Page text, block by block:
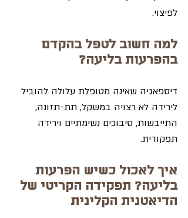
לפיצוי.
למה חשוב לטפל בהקדם
בהפרעות בליעה?
דיספאגיה שאינה מטופלת עלולה להוביל
לירידה לא רצויה במשקל, תת-תזונה,
התייבשות, סיבוכים נשימתיים וירידה
תפקודית.
איך לאכול כשיש הפרעות
בליעה? תפקידה הקריטי של
הדיאטנית הקלינית